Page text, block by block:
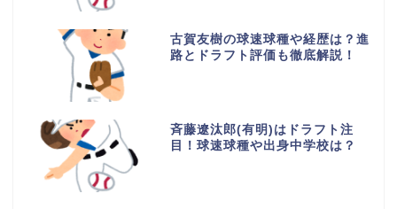
古賀友樹の球速球種や経歴は？進
路とドラフト評価も徹底解説！
斉藤遼汰郎(有明)はドラフト注
目！球速球種や出身中学校は？